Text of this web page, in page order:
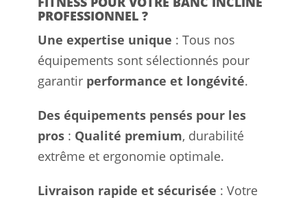
PROFESSIONNEL ?
Une expertise unique : Tous nos
équipements sont sélectionnés pour
garantir performance et longévité.
Des équipements pensés pour les
pros : Qualité premium, durabilité
extrême et ergonomie optimale.
Livraison rapide et sécurisée : Votre